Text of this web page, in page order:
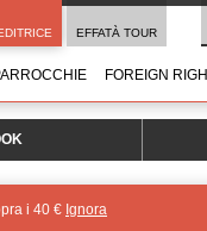
EFFATÀ TOUR
FOREIGN
i 40 € Ignora